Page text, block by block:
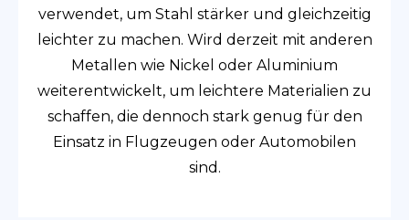
verwendet, um Stahl stärker und gleichzeitig
leichter zu machen. Wird derzeit mit anderen
Metallen wie Nickel oder Aluminium
weiterentwickelt, um leichtere Materialien zu
schaffen, die dennoch stark genug für den
Einsatz in Flugzeugen oder Automobilen
sind.